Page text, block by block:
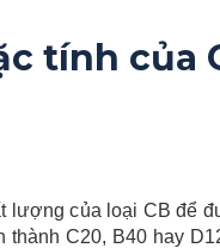
tính của
của loại CB để
C20, B40 hay